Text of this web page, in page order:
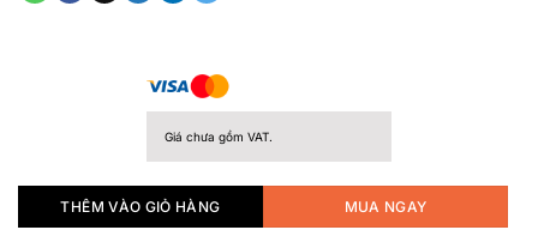
Giá chưa gồm VAT.
THÊM VÀO GIỎ HÀNG MUA NGAY